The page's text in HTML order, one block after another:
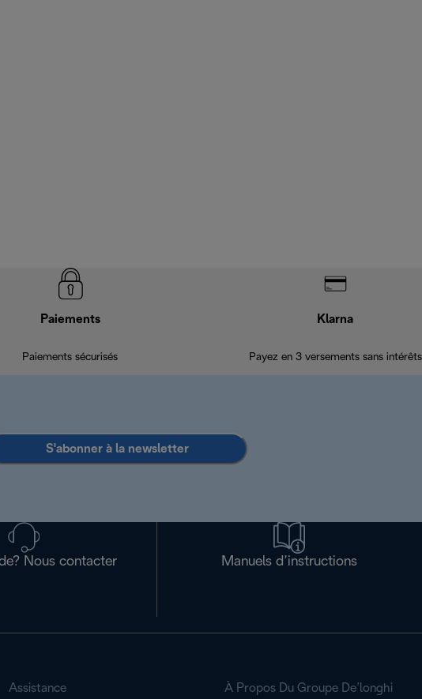
Paiements
Paiements sécurisés
Klarna
Payez en 3 versements sans intérêts
S'abonner à la newsletter
Nous contacter Manuels d’instructions
Assistance À Propos Du Groupe De’longhi